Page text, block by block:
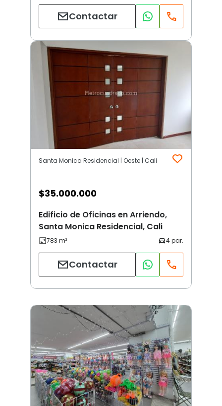
Contactar
Santa Monica Residencial | Oeste | Cali
$35.000.000
Edificio de Oficinas en Arriendo,
Santa Monica Residencial, Cali
Contactar